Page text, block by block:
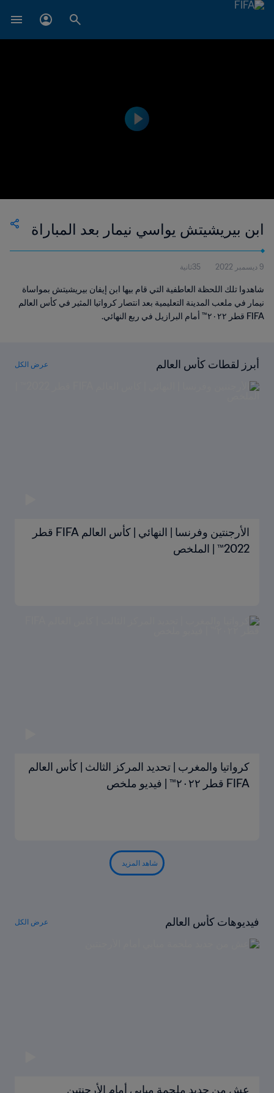
ابن بيريشيتش يواسي نيمار بعد المباراة
9 ديسمبر 2022 35ثانية
شاهدوا تلك اللحظة العاطفية التي قام بيها ابن إيفان بيريشيتش بمواساة
نيمار في ملعب المدينة التعليمية بعد انتصار كرواتيا المثير في كأس العالم
FIFA قطر ٢٠٢٢™ أمام البرازيل في ربع النهائي.
أبرز لقطات كأس العالم عرض الكل
الأرجنتين وفرنسا | النهائي | كأس العالم FIFA قطر
2022™ | الملخص
كرواتيا والمغرب | تحديد المركز الثالث | كأس العالم
FIFA قطر ٢٠٢٢™ | فيديو ملخص
شاهد المزيد
فيديوهات كأس العالم عرض الكل
عِش من جديد ملحمة مبابي أمام الأرجنتين